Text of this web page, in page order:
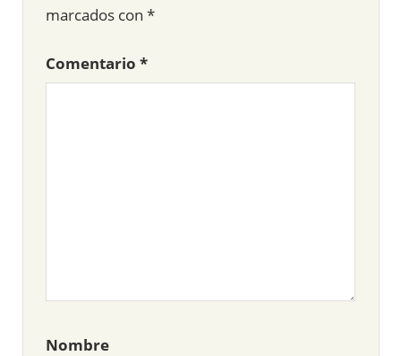
marcados con *
Comentario *
Nombre